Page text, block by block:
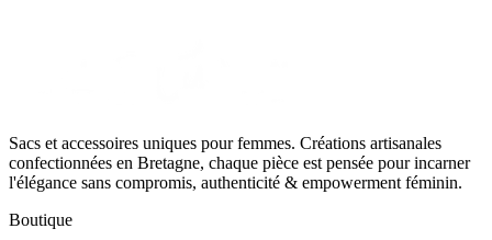
Sacs et accessoires uniques pour femmes. Créations artisanales
confectionnées en Bretagne, chaque pièce est pensée pour incarner
l'élégance sans compromis, authenticité & empowerment féminin.
Boutique